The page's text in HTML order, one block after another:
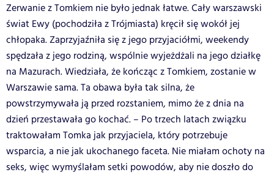
Zerwanie z Tomkiem nie było jednak łatwe. Cały warszawski
świat Ewy (pochodziła z Trójmiasta) kręcił się wokół jej
chłopaka. Zaprzyjaźniła się z jego przyjaciółmi, weekendy
spędzała z jego rodziną, wspólnie wyjeżdżali na jego działkę
na Mazurach. Wiedziała, że kończąc z Tomkiem, zostanie w
Warszawie sama. Ta obawa była tak silna, że
powstrzymywała ją przed rozstaniem, mimo że z dnia na
dzień przestawała go kochać. – Po trzech latach związku
traktowałam Tomka jak przyjaciela, który potrzebuje
wsparcia, a nie jak ukochanego faceta. Nie miałam ochoty na
seks, więc wymyślałam setki powodów, aby nie doszło do